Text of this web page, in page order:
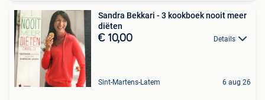
Sandra Bekkari - 3 kookboek nooit meer
diëten
€ 10,00 Details
Sint-Martens-Latem 6 aug 26